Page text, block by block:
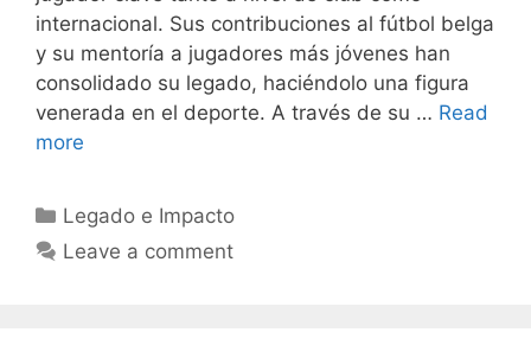
internacional. Sus contribuciones al fútbol belga
y su mentoría a jugadores más jóvenes han
consolidado su legado, haciéndolo una figura
venerada en el deporte. A través de su … Read
more
Categories
Legado e Impacto
Leave a comment